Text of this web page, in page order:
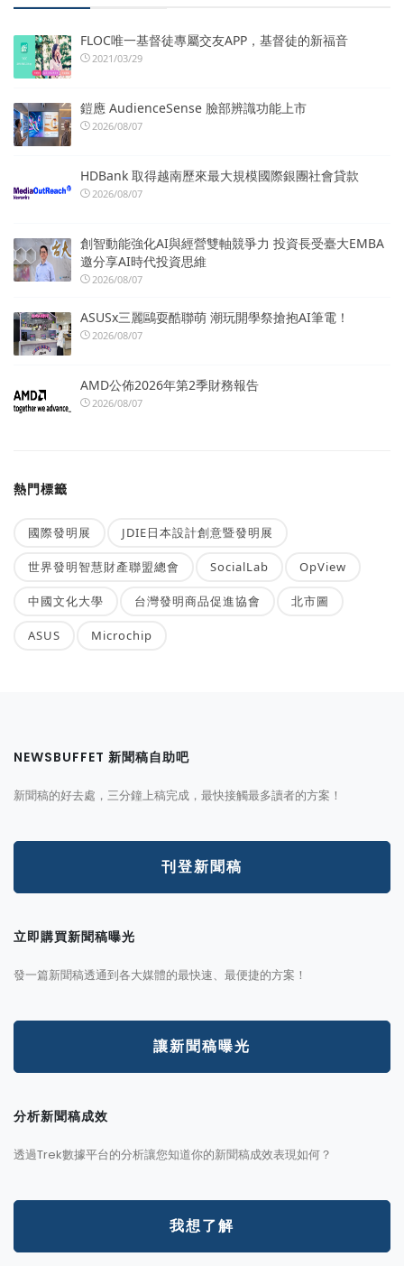
FLOC唯一基督徒專屬交友APP，基督徒的新福音
2021/03/29
鎧應 AudienceSense 臉部辨識功能上市
2026/08/07
HDBank 取得越南歷來最大規模國際銀團社會貸款
2026/08/07
創智動能強化AI與經營雙軸競爭力 投資長受臺大EMBA
邀分享AI時代投資思維
2026/08/07
ASUSx三麗鷗耍酷聯萌 潮玩開學祭搶抱AI筆電！
2026/08/07
AMD公佈2026年第2季財務報告
2026/08/07
熱門標籤
國際發明展 JDIE日本設計創意暨發明展
世界發明智慧財產聯盟總會 SocialLab OpView
中國文化大學 台灣發明商品促進協會 北市圖
ASUS Microchip
NEWSBUFFET 新聞稿自助吧
新聞稿的好去處，三分鐘上稿完成，最快接觸最多讀者的方案！
刊登新聞稿
立即購買新聞稿曝光
發一篇新聞稿透通到各大媒體的最快速、最便捷的方案！
讓新聞稿曝光
分析新聞稿成效
透過Trek數據平台的分析讓您知道你的新聞稿成效表現如何？
我想了解